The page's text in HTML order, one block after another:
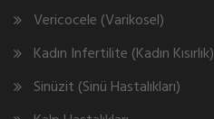
Vericocele (Varikosel)
Kadın Infertilite (Kadın Kısırlık)
Sinüzit (Sinü Hastalıkları)